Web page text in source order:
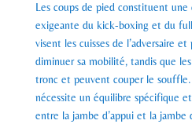
Les coups de pied constituent
exigeante du kick-boxing et du
visent les cuisses de l’adversaire
diminuer sa mobilité, tandis que
tronc et peuvent couper le
nécessite un équilibre spécifique
entre la jambe d’appui et la